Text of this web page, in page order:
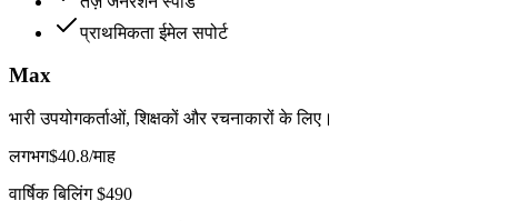
प्राथमिकता ईमेल सपोर्ट
Max
भारी उपयोगकर्ताओं, शिक्षकों और रचनाकारों के लिए।
लगभग$40.8/माह
वार्षिक बिलिंग $490